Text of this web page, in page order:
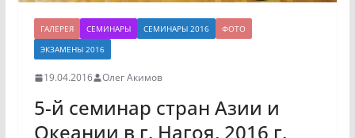
ГАЛЕРЕЯ СЕМИНАРЫ СЕМИНАРЫ 2016
ФОТО
ЭКЗАМЕНЫ 2016
19.04.2016 Олег Акимов
5-й семинар стран Азии и
Океании в г. Нагоя, 2016 г.